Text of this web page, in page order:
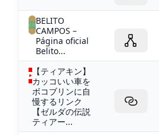
BELITO
CAMPOS –
Página oficial
Belito...
【ティアキン】
カッコいい車を
ボコブリンに自
慢するリンク
【ゼルダの伝説
ティアー...